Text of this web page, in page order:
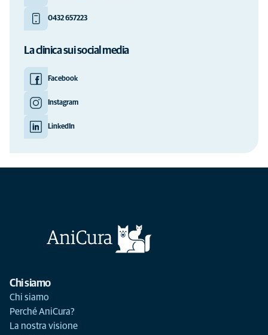
0432 657223
La clinica sui social media
Facebook
Instagram
LinkedIn
Chi siamo
Chi siamo
Perché AniCura?
La nostra visione